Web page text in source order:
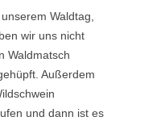
Waldtag,
wir uns nicht
Waldmatsch
Außerdem
und dann ist es